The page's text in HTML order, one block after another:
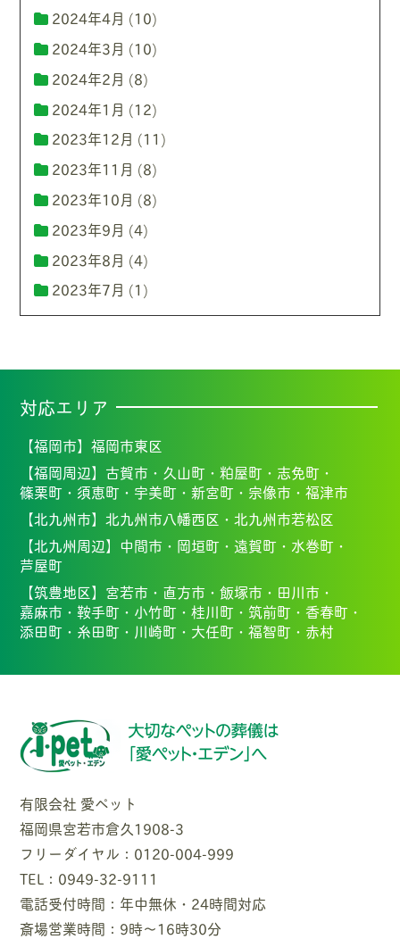
2024年4月 (10)
2024年3月 (10)
2024年2月 (8)
2024年1月 (12)
2023年12月 (11)
2023年11月 (8)
2023年10月 (8)
2023年9月 (4)
2023年8月 (4)
2023年7月 (1)
対応エリア
【福岡市】福岡市東区
【福岡周辺】 古賀市・ 久山町・粕屋町・ 志免町・
篠栗町・ 須恵町・ 宇美町・新宮町・ 宗像市・福津市
【北九州市】北九州市八幡西区・北九州市若松区
【北九州周辺】 中間市・ 岡垣町・遠賀町・ 水巻町・
芦屋町
【筑豊地区】 宮若市・ 直方市・飯塚市・ 田川市・
嘉麻市・鞍手町・ 小竹町・桂川町・ 筑前町・香春町・
添田町・ 糸田町・ 川崎町・ 大任町・福智町・ 赤村
有限会社 愛ペット
福岡県宮若市倉久1908-3
フリーダイヤル：0120-004-999
TEL：0949-32-9111
電話受付時間：年中無休・24時間対応
斎場営業時間：9時〜16時30分